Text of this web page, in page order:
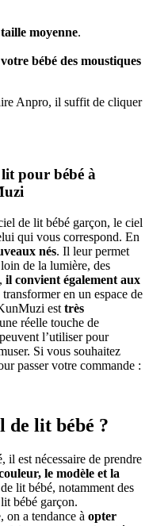
moyenne.
bébé des moustiques
Anpro, il suffit de cliquer
pour bébé à
de lit bébé garçon, le ciel
qui vous correspond. En
nés. Il leur permet
de la lumière, des
il convient également aux
en un espace de
est très
réelle touche de
l’utiliser pour
Si vous souhaitez
passer votre commande :
de lit bébé ?
est nécessaire de prendre
le modèle et la
lit bébé, notamment des
bébé garçon.
on a tendance à opter